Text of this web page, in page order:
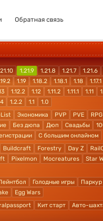
Обратная связь
1.21.9 1.21.8 1.21.7 1.21.6
1.19 1.18.2 1.18.1 1.18 1.17.1
1.12.2 1.12 1.11.2 1.11.1 1.11
1.2.2 1.1
1.0
Экономика PVP PVE RPG
Без дюпа Дюп Свадьбы
С большим онлайном
Buildcraft Forestry Day Z
Pixelmon Mocreatures Star
Голодные игры Паркур
Egg Wars
Кит старт Авто-